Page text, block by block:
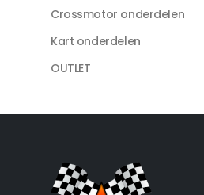
Crossmotor onderdelen
Kart onderdelen
OUTLET